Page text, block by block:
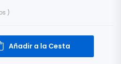
)
Añadir a la Cesta